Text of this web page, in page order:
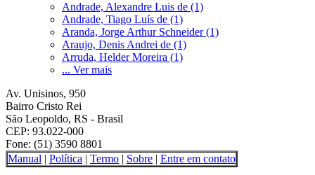
Andrade, Alexandre Luis de (1)
Andrade, Tiago Luís de (1)
Aranda, Jorge Arthur Schneider (1)
Araujo, Denis Andrei de (1)
Arruda, Helder Moreira (1)
... Ver mais
Av. Unisinos, 950
Bairro Cristo Rei
São Leopoldo, RS - Brasil
CEP: 93.022-000
Fone: (51) 3590 8801
Manual | Política | Termo | Sobre | Entre em contato